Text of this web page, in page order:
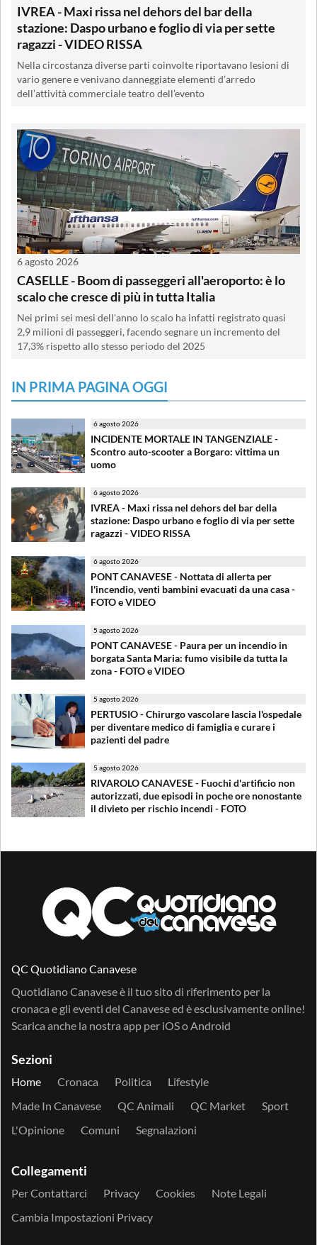
IVREA - Maxi rissa nel dehors del bar della
stazione: Daspo urbano e foglio di via per sette
ragazzi - VIDEO RISSA
Nella circostanza diverse parti coinvolte riportavano lesioni di
vario genere e venivano danneggiate elementi d’arredo
dell’attività commerciale teatro dell’evento
6 agosto 2026
CASELLE - Boom di passeggeri all'aeroporto: è lo
scalo che cresce di più in tutta Italia
Nei primi sei mesi dell'anno lo scalo ha infatti registrato quasi
2,9 milioni di passeggeri, facendo segnare un incremento del
17,3% rispetto allo stesso periodo del 2025
IN PRIMA PAGINA OGGI
6 agosto 2026
INCIDENTE MORTALE IN TANGENZIALE -
Scontro auto-scooter a Borgaro: vittima un
uomo
6 agosto 2026
IVREA - Maxi rissa nel dehors del bar della
stazione: Daspo urbano e foglio di via per sette
ragazzi - VIDEO RISSA
6 agosto 2026
PONT CANAVESE - Nottata di allerta per
l'incendio, venti bambini evacuati da una casa -
FOTO e VIDEO
5 agosto 2026
PONT CANAVESE - Paura per un incendio in
borgata Santa Maria: fumo visibile da tutta la
zona - FOTO e VIDEO
5 agosto 2026
PERTUSIO - Chirurgo vascolare lascia l'ospedale
per diventare medico di famiglia e curare i
pazienti del padre
5 agosto 2026
RIVAROLO CANAVESE - Fuochi d'artificio non
autorizzati, due episodi in poche ore nonostante
il divieto per rischio incendi - FOTO
QC Quotidiano Canavese
Quotidiano Canavese è il tuo sito di riferimento per la
cronaca e gli eventi del Canavese ed è esclusivamente online!
Scarica anche la nostra app per iOSoAndroid
Sezioni
Home Cronaca Politica
Lifestyle
Made In Canavese
QC Animali QC Market
Sport
L'Opinione
Comuni Segnalazioni
Collegamenti
Per Contattarci Privacy Cookies
Note Legali
Cambia Impostazioni Privacy